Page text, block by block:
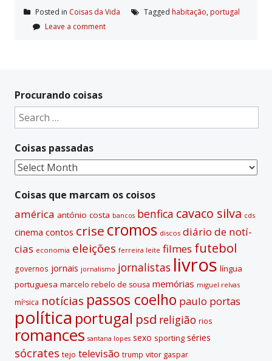
Posted in Coisas da Vida Tagged habitação, portugal
Leave a comment
Procurando coisas
Search
for:
Coisas passadas
Coisas
Coisas que marcam os coisos
américa antónio costa bancos benfica cavaco silva cds
cinema contos crise cromos discos diário de notí­
cias economia eleições ferreira leite filmes futebol
governos jornais jornalismo jornalistas livros lí­ngua
portuguesa marcelo rebelo de sousa memórias miguel relvas
míºsica notí­cias passos coelho paulo portas
polí­tica portugal psd religião rios
romances santana lopes sexo sporting séries
sócrates tejo televisão trump vitor gaspar